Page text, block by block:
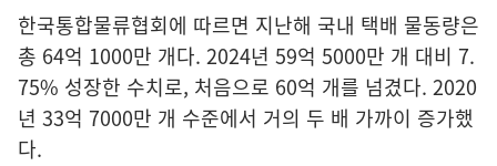
한국통합물류협회에 따르면 지난해 국내 택배 물동량은
총 64억 1000만 개다. 2024년 59억 5000만 개 대비 7.
75% 성장한 수치로, 처음으로 60억 개를 넘겼다. 2020
년 33억 7000만 개 수준에서 거의 두 배 가까이 증가했
다.